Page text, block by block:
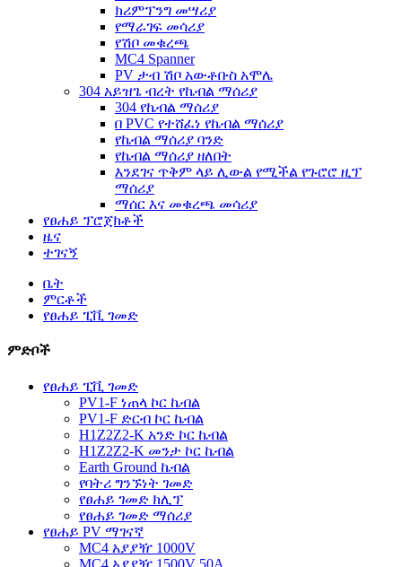
ክሪምፕንግ መሣሪያ
የማራገፍ መሳሪያ
የሽቦ መቁረጫ
MC4 Spanner
PV ታብ ሽቦ አውቶቡስ አሞሌ
304 አይዝጌ ብረት የኬብል ማሰሪያ
304 የኬብል ማሰሪያ
በ PVC የተሸፈነ የኬብል ማሰሪያ
የኬብል ማሰሪያ ባንድ
የኬብል ማሰሪያ ዘለበት
እንደገና ጥቅም ላይ ሊውል የሚችል የጉሮሮ ዚፕ
ማሰሪያ
ማሰር እና መቁረጫ መሳሪያ
የፀሐይ ፕሮጀክቶች
ዜና
ተገናኝ
ቤት
ምርቶች
የፀሐይ ፒቪ ገመድ
ምድቦች
የፀሐይ ፒቪ ገመድ
PV1-F ነጠላ ኮር ኬብል
PV1-F ድርብ ኮር ኬብል
H1Z2Z2-K አንድ ኮር ኬብል
H1Z2Z2-K መንታ ኮር ኬብል
Earth Ground ኬብል
የባትሪ ግንኙነት ገመድ
የፀሐይ ገመድ ክሊፕ
የፀሐይ ገመድ ማሰሪያ
የፀሐይ PV ማገናኛ
MC4 አያያዥ 1000V
MC4 አያያዥ 1500V 50A